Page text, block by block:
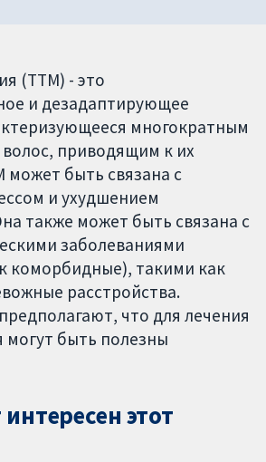
(ТТМ) - это
и дезадаптирующее
многократным
приводящим к их
быть связана с
и ухудшением
также может быть связана с
заболеваниями
коморбидные), такими как
расстройства.
что для лечения
могут быть полезны
этот